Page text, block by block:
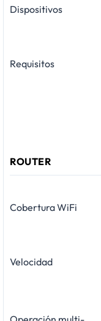
Dispositivos
Requisitos
ROUTER
Cobertura WiFi
Velocidad